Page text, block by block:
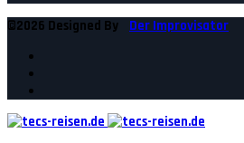
©2026 Designed By Der Improvisator